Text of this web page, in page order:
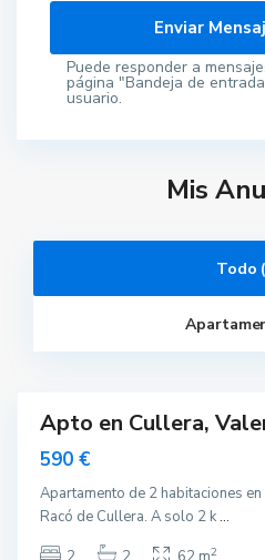
Puede responder a
página "Bandeja de
usuario.
Mis
Todo
u
Apto en Cullera,
590 €
Apartamento de 2 habitaciones
Racó de Cullera. A solo 2 k...
2